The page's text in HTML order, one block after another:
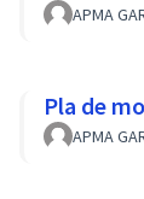
APMA
Pla de
APMA